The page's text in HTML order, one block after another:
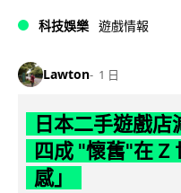
科技娛樂 遊戲情報
Lawton 1 日
日本二手遊戲
四成 "懷舊"在 Z
感」